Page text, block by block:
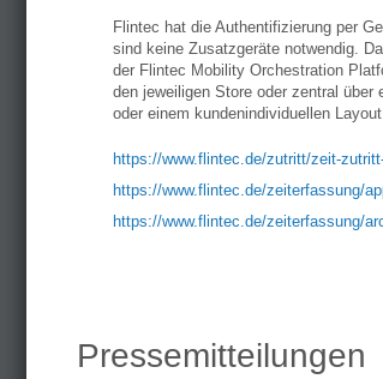
Flintec hat die Authentifizierung per
sind keine Zusatzgeräte notwendig.
der Flintec Mobility Orchestration
den jeweiligen Store oder zentral
oder einem kundenindividuellen
https://www.flintec.de/zutritt/zeit-
https://www.flintec.de/zeiterfassung/
https://www.flintec.de/zeiterfassung/
Pressemitteilungen